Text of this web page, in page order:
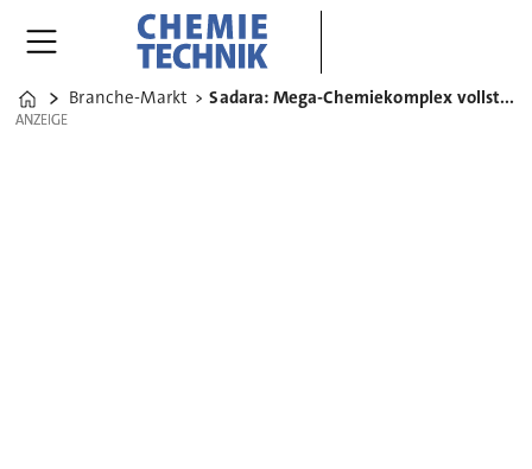
Home
Branche-Markt Sadara: Mega-Chemiekomplex vollständig in Betrieb
ANZEIGE
ANZEIGE